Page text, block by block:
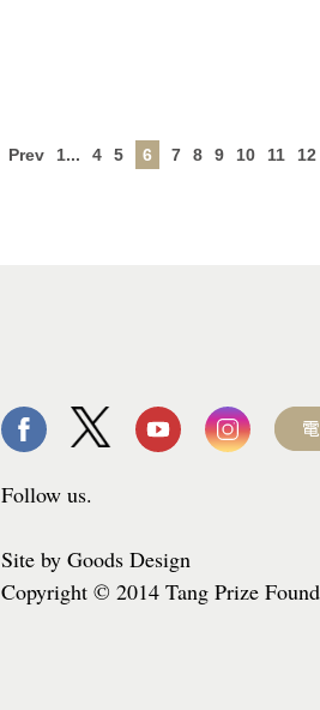
Prev 1... 4 5 6 7 8 9 10 11 12
Follow us.
Site by Goods Design
Copyright © 2014 Tang Prize